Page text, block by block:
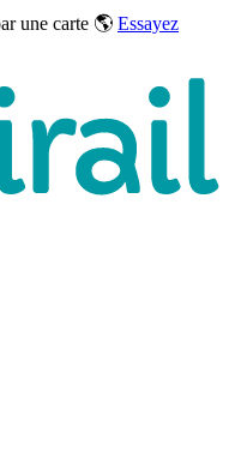
une carte 🌎 Essayez